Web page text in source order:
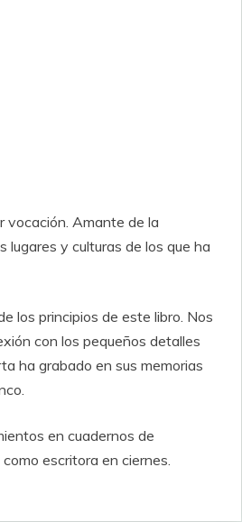
vocación. Amante de la
lugares y culturas de los que ha
los principios de este libro. Nos
con los pequeños detalles
ha grabado en sus memorias
en cuadernos de
escritora en ciernes.